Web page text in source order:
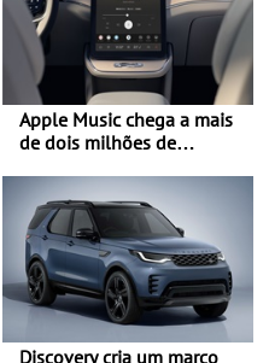
Apple Music chega a mais
de dois milhões de
Discovery cria um marco